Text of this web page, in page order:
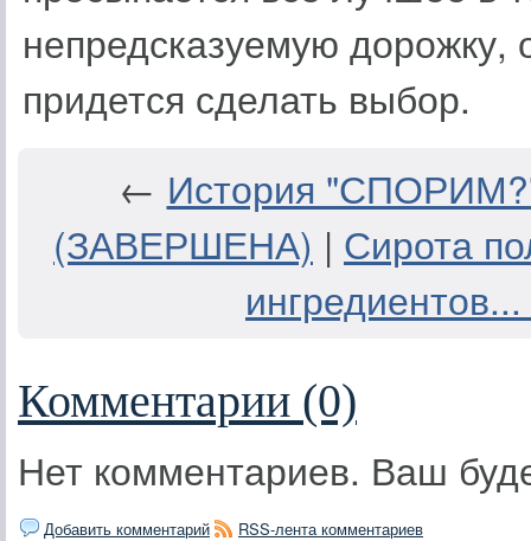
непредсказуемую
придется сделать выбор.
← История
(ЗАВЕРШЕНА) | Сирота
Комментарии (0)
Нет комментариев. Ваш
Добавить комментарий RSS-лента комментариев